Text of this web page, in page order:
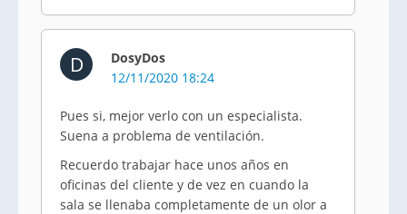
D
DosyDos
12/11/2020 18:24
Pues si, mejor verlo con un especialista.
Suena a problema de ventilación.
Recuerdo trabajar hace unos años en
oficinas del cliente y de vez en cuando la
sala se llenaba completamente de un olor a